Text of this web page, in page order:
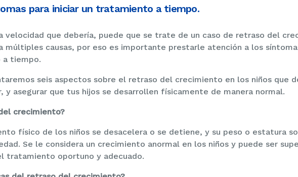
para iniciar un tratamiento a tiempo.
velocidad que debería, puede que se trate de un caso de retraso del
múltiples causas, por eso es importante prestarle atención a los
a tiempo.
seis aspectos sobre el retraso del crecimiento en los niños que
y asegurar que tus hijos se desarrollen físicamente de manera normal.
crecimiento?
físico de los niños se desacelera o se detiene, y su peso o estatura
Se le considera un crecimiento anormal en los niños y puede ser
tratamiento oportuno y adecuado.